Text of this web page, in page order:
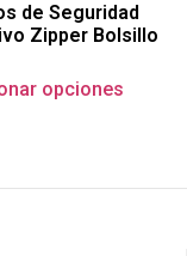
de Seguridad
Zipper Bolsillo
opciones